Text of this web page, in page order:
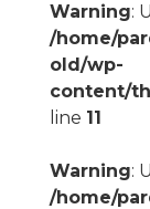
Warning:
/home/
old/wp-
content/
line 11
Warning:
/home/